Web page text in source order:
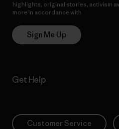
highlights, original stories, activism
more in accordance with
Sign Me Up
Get Help
Customer Service